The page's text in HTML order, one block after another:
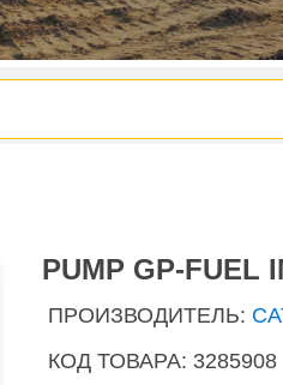
PUMP GP-FUEL
ПРОИЗВОДИТЕЛЬ:
КОД ТОВАРА: 3285908